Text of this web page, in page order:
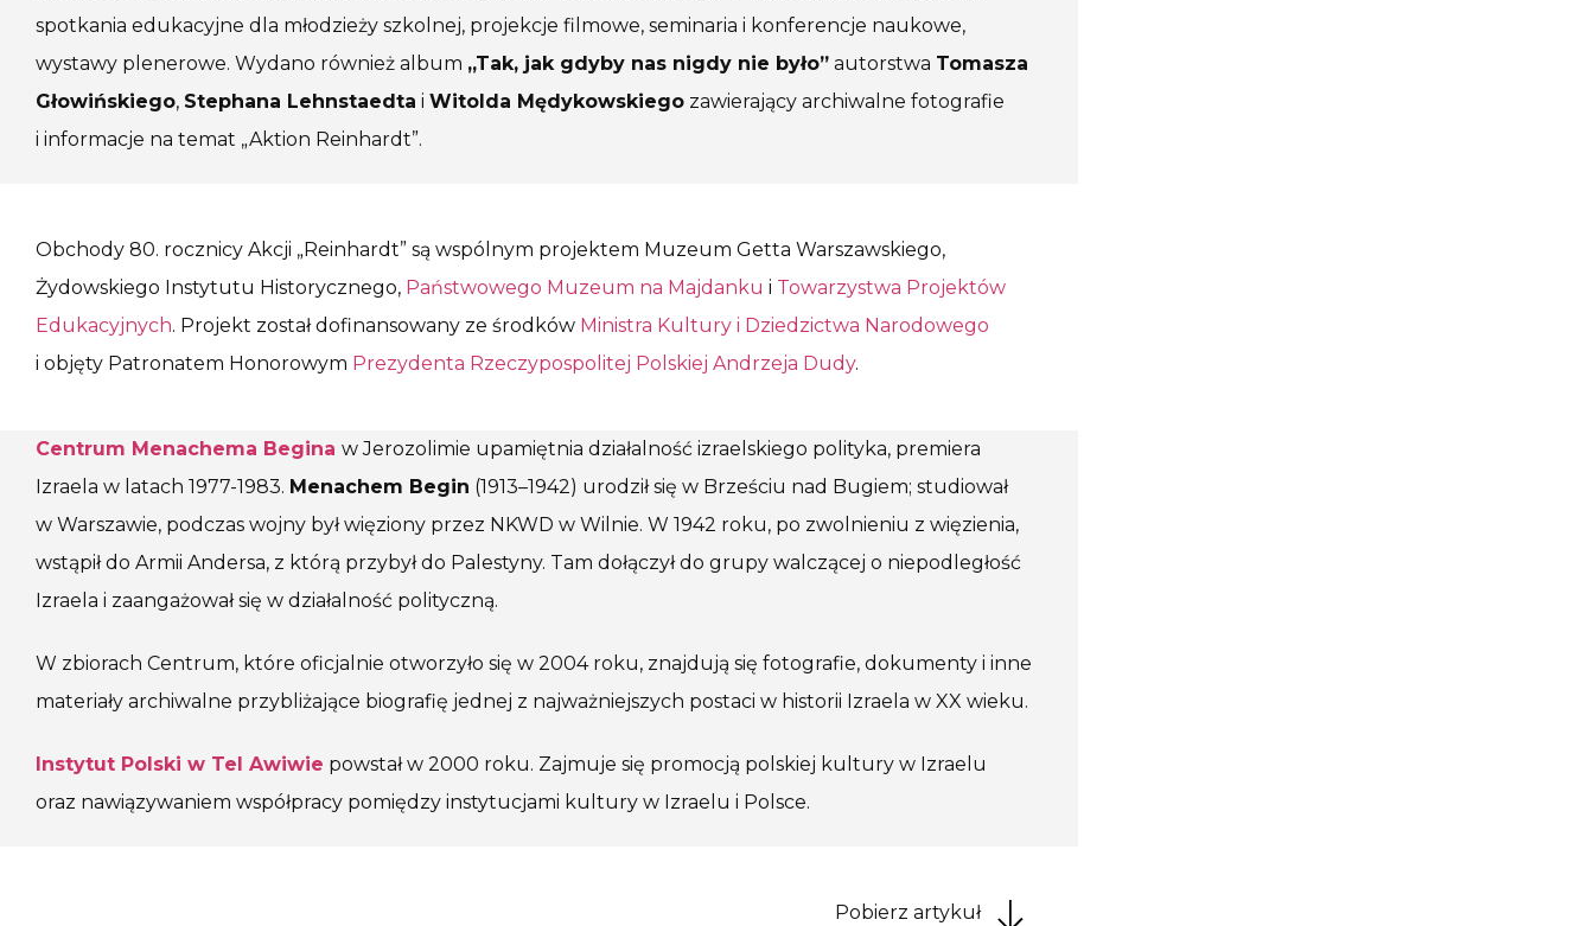
spotkania edukacyjne dla młodzieży szkolnej, projekcje filmowe, seminaria i konferencje naukowe,
wystawy plenerowe. Wydano również album „Tak, jak gdyby nas nigdy nie było” autorstwa Tomasza
Głowińskiego, Stephana Lehnstaedta i Witolda Mędykowskiego zawierający archiwalne fotografie
i informacje na temat „Aktion Reinhardt”.
Obchody 80. rocznicy Akcji „Reinhardt” są wspólnym projektem Muzeum Getta Warszawskiego,
Żydowskiego Instytutu Historycznego, Państwowego Muzeum na Majdanku i Towarzystwa Projektów
Edukacyjnych. Projekt został dofinansowany ze środków Ministra Kultury i Dziedzictwa Narodowego
i objęty Patronatem Honorowym Prezydenta Rzeczypospolitej Polskiej Andrzeja Dudy.
Centrum Menachema Begina w Jerozolimie upamiętnia działalność izraelskiego polityka, premiera
Izraela w latach 1977-1983. Menachem Begin (1913–1942) urodził się w Brześciu nad Bugiem; studiował
w Warszawie, podczas wojny był więziony przez NKWD w Wilnie. W 1942 roku, po zwolnieniu z więzienia,
wstąpił do Armii Andersa, z którą przybył do Palestyny. Tam dołączył do grupy walczącej o niepodległość
Izraela i zaangażował się w działalność polityczną.
W zbiorach Centrum, które oficjalnie otworzyło się w 2004 roku, znajdują się fotografie, dokumenty i inne
materiały archiwalne przybliżające biografię jednej z najważniejszych postaci w historii Izraela w XX wieku.
Instytut Polski w Tel Awiwie powstał w 2000 roku. Zajmuje się promocją polskiej kultury w Izraelu
oraz nawiązywaniem współpracy pomiędzy instytucjami kultury w Izraelu i Polsce.
Pobierz artykuł